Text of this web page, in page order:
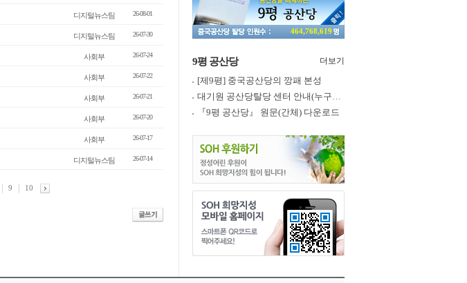
디지털뉴스팀 26-08-01
디지털뉴스팀 26-07-30
사회부 26-07-24
사회부 26-07-22
사회부 26-07-21
사회부 26-07-20
사회부 26-07-17
디지털뉴스팀 26-07-14
9 10
464,768,619
9평 공산당 더보기
[제9평] 중국공산당의 깡패 본성
대기원 공산당탈당 센터 안내(누구나 쉽게 退黨, 退團, 退隊 가능)
『9평 공산당』 원문(간체) 다운로드